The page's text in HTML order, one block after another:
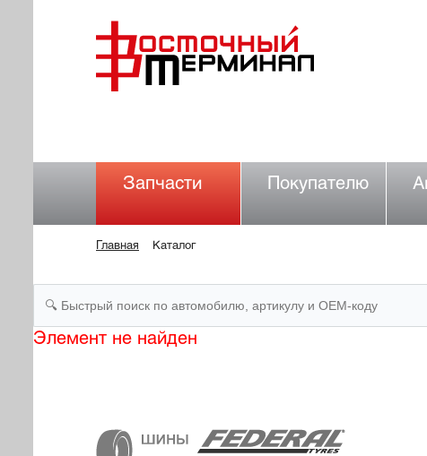
Запчасти Покупателю
Главная Каталог
Элемент не найден